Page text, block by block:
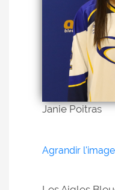
Janie Poitras
Agrandir l'image